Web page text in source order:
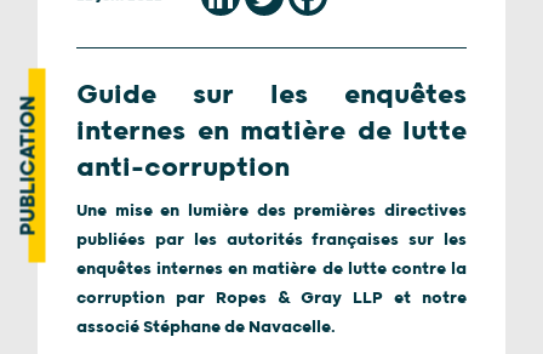
PUBLICATION
Guide sur les enquêtes
internes en matière de lutte
anti-corruption
Une mise en lumière des premières directives
publiées par les autorités françaises sur les
enquêtes internes en matière de lutte contre la
corruption par Ropes & Gray LLP et notre
associé Stéphane de Navacelle.